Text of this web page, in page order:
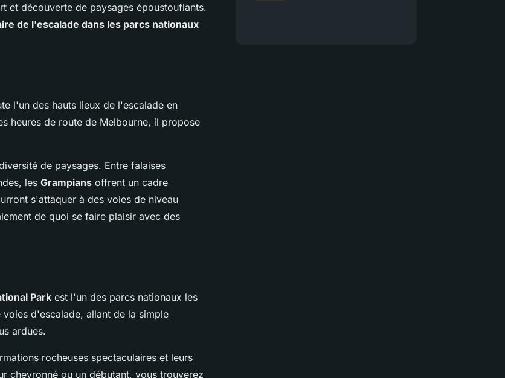
et découverte de paysages époustouflants.
de l'escalade dans les parcs nationaux
l'un des hauts lieux de l'escalade en
heures de route de Melbourne, il propose
de paysages. Entre falaises
les Grampians offrent un cadre
s'attaquer à des voies de niveau
de quoi se faire plaisir avec des
Park est l'un des parcs nationaux les
d'escalade, allant de la simple
ardues.
rocheuses spectaculaires et leurs
chevronné ou un débutant, vous trouverez